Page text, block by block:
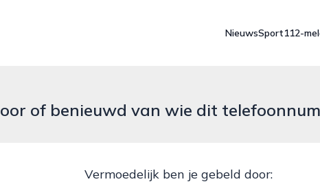
NieuwsSport112-
of benieuwd van wie dit
Vermoedelijk ben je gebeld door: